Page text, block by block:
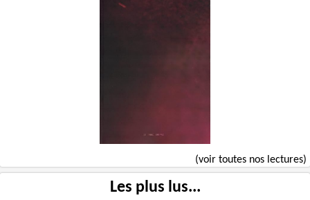
(voir toutes nos lectures)
Les plus lus...